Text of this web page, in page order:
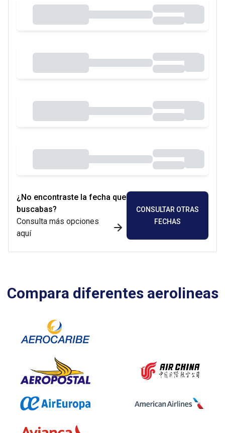
¿No encontraste la fecha que
buscabas?
Consulta más opciones
aquí
CONSULTAR OTRAS
FECHAS
Compara diferentes aerolineas